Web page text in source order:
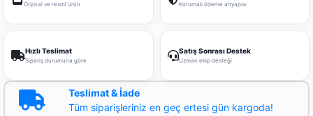
Orijinal ve resmî ürün Korumalı ödeme altyapısı
Hızlı Teslimat
Sipariş durumuna göre
Satış Sonrası Destek
Uzman ekip desteği
Teslimat & İade
Tüm siparişleriniz en geç ertesi gün kargoda!